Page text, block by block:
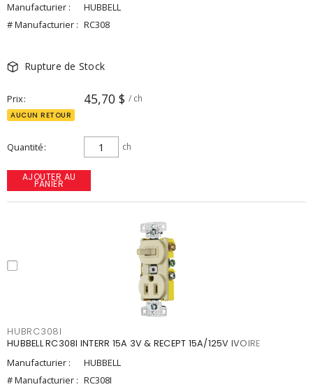
Manufacturier :
HUBBELL
# Manufacturier : RC308
Rupture de Stock
Prix 45,70 $ / ch
AUCUN RETOUR
Quantité ch
AJOUTER AU
PANIER
HUBRC308I
HUBBELL RC308I INTERR 15A 3V & RECEPT 15A/125V IVOIRE
Manufacturier :
HUBBELL
# Manufacturier : RC308I